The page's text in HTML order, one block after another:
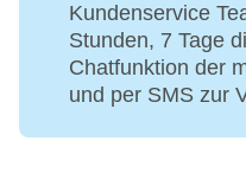
Kundenservice
Stunden, 7 Tage
Chatfunktion der
und per SMS zur